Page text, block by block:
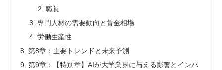
職員
専門人材の需要動向と賃金相場
労働生産性
第8章：主要トレンドと未来予測
第9章：【特別章】AIが大学業界に与える影響とインパ